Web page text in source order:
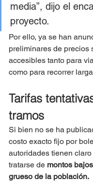
media”, dijo el
proyecto.
Por ello, ya se han
preliminares de precios
accesibles tanto para
como para recorrer
Tarifas
tramos
Si bien no se ha
costo exacto fijo por
autoridades tienen
tratarse de montos
grueso de la población.